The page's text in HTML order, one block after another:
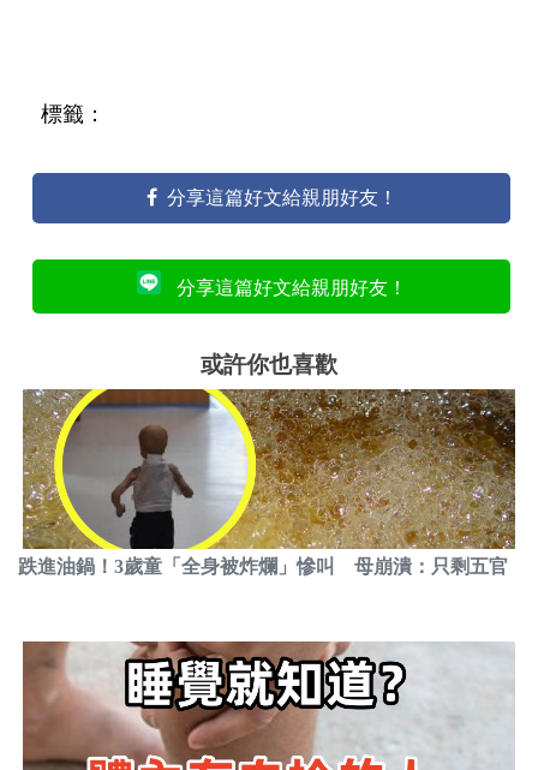
標籤：
分享這篇好文給親朋好友！
分享這篇好文給親朋好友！
或許你也喜歡
跌進油鍋！3歲童「全身被炸爛」慘叫 母崩潰：只剩五官